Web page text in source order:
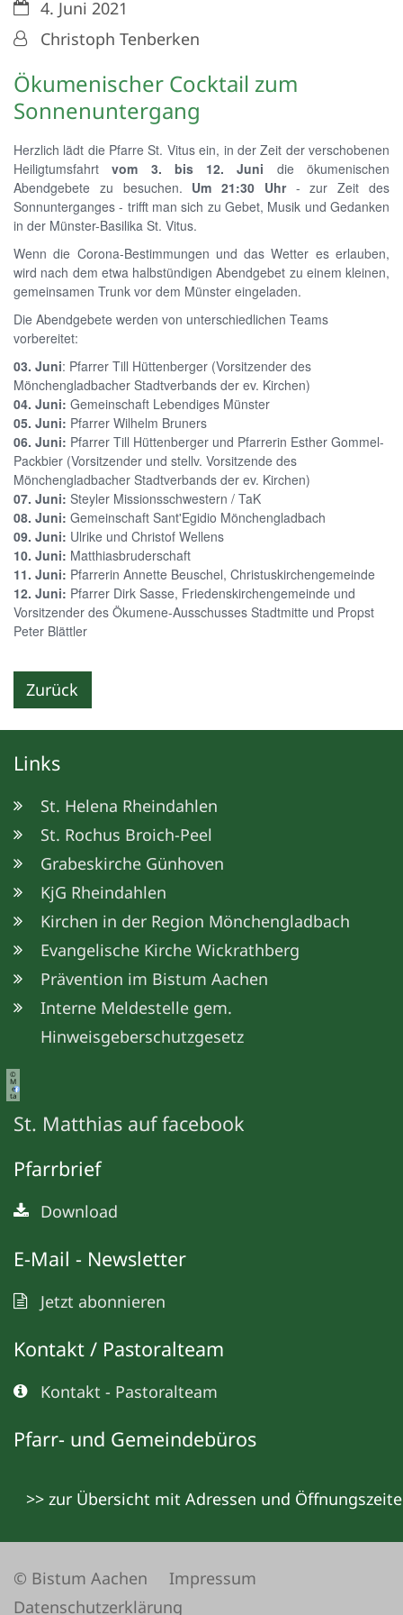
Datum:4. Juni 2021
Von:Christoph Tenberken
Ökumenischer Cocktail zum
Sonnenuntergang
Herzlich lädt die Pfarre St. Vitus ein, in der Zeit der verschobenen
Heiligtumsfahrtvom 3. bis 12. Juni die ökumenischen
Abendgebete zu besuchen. Um 21:30 Uhr- zur Zeit des
Sonnunterganges - trifft man sich zu Gebet, Musik und Gedanken
in der Münster-Basilika St. Vitus.
Wenn die Corona-Bestimmungen und das Wetter es erlauben,
wird nach dem etwa halbstündigen Abendgebet zu einem kleinen,
gemeinsamen Trunk vor dem Münster eingeladen.
Die Abendgebete werden von unterschiedlichen Teams
vorbereitet:
03. Juni: Pfarrer Till Hüttenberger (Vorsitzender des
Mönchengladbacher Stadtverbands der ev. Kirchen)
04. Juni: Gemeinschaft Lebendiges Münster
05. Juni: Pfarrer Wilhelm Bruners
06. Juni: Pfarrer Till Hüttenberger und Pfarrerin Esther Gommel-
Packbier (Vorsitzender und stellv. Vorsitzende des
Mönchengladbacher Stadtverbands der ev. Kirchen)
07. Juni: Steyler Missionsschwestern / TaK
08. Juni: Gemeinschaft Sant'Egidio Mönchengladbach
09. Juni: Ulrike und Christof Wellens
10. Juni: Matthiasbruderschaft
11. Juni: Pfarrerin Annette Beuschel, Christuskirchengemeinde
12. Juni: Pfarrer Dirk Sasse, Friedenskirchengemeinde und
Vorsitzender des Ökumene-Ausschusses Stadtmitte und Propst
Peter Blättler
Zurück
Links
St. Helena Rheindahlen
St. Rochus Broich-Peel
Grabeskirche Günhoven
KjG Rheindahlen
Kirchen in der Region Mönchengladbach
Evangelische Kirche Wickrathberg
Prävention im Bistum Aachen
Interne Meldestelle gem.
Hinweisgeberschutzgesetz
©
M
e
ta
St. Matthias auf facebook
Pfarrbrief
Download
E-Mail - Newsletter
Jetzt abonnieren
Kontakt / Pastoralteam
Kontakt - Pastoralteam
Pfarr- und Gemeindebüros
>> zur Übersicht mit Adressen und
© Bistum Aachen
Impressum
Datenschutzerklärung